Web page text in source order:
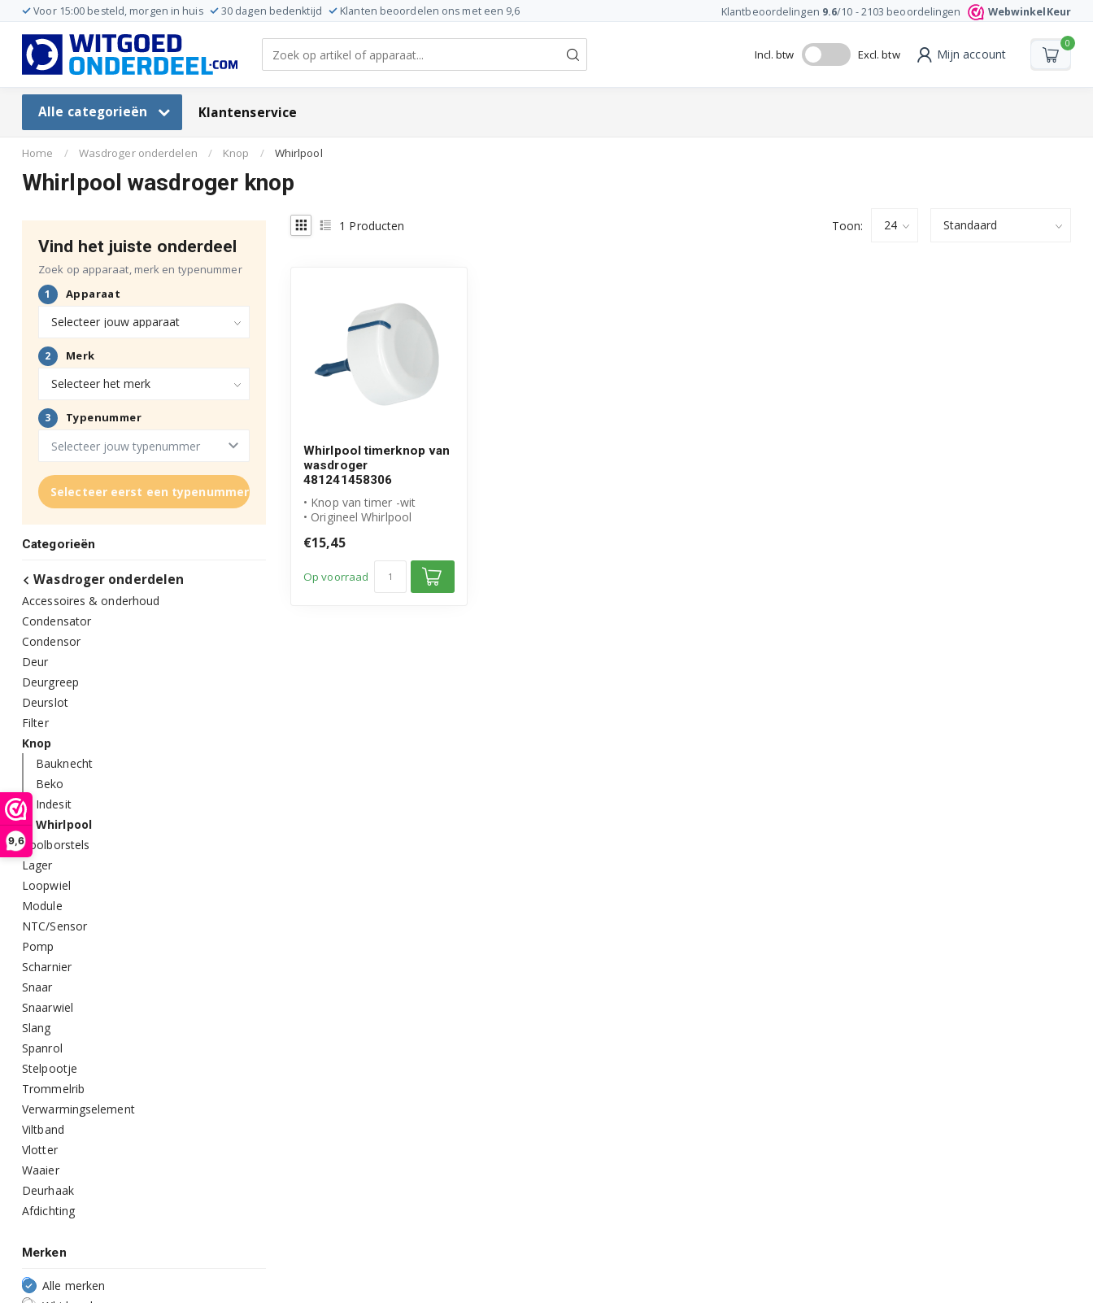
9,6
Voor 15:00 besteld, morgen in huis 30 dagen bedenktijd Klanten beoordelen ons met een 9,6 Klantbeoordelingen 9.6/10 -2103 beoordelingen WebwinkelKeur
Incl. btw Excl. btw Mijn account
0
Alle categorieën Klantenservice
Home / Wasdroger onderdelen / Knop / Whirlpool
Whirlpool wasdroger knop
Vind het juiste onderdeel
Zoek op apparaat, merk en typenummer
Selecteer eerst een typenummer
Categorieën
Wasdroger onderdelen
Accessoires & onderhoud
Condensator
Condensor
Deur
Deurgreep
Deurslot
Filter
Knop
Bauknecht
Beko
Indesit
Whirlpool
Koolborstels
Lager
Loopwiel
Module
NTC/Sensor
Pomp
Scharnier
Snaar
Snaarwiel
Slang
Spanrol
Stelpootje
Trommelrib
Verwarmingselement
Viltband
Vlotter
Waaier
Deurhaak
Afdichting
Merken
Alle merken
1 Producten Toon:
Whirlpool timerknop van
wasdroger
481241458306
• Knop van timer -wit
• Origineel Whirlpool
• Artikelnummer:
€15,45
Op voorraad